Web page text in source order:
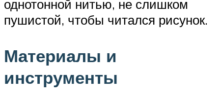
однотонной нитью, не слишком
пушистой, чтобы читался рисунок.
Материалы и
инструменты